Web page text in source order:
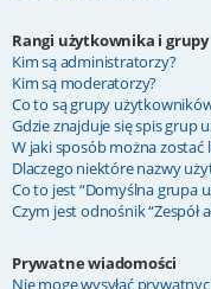
Rangi użytkownika i grupy
Kim są administratorzy?
Kim są moderatorzy?
Co to są grupy
Gdzie znajduje się spis grup
W jaki sposób można zostać
Dlaczego niektóre nazwy
Co to jest “Domyślna grupa
Czym jest odnośnik “Zespół
Prywatne wiadomości
Nie mogę wysyłać